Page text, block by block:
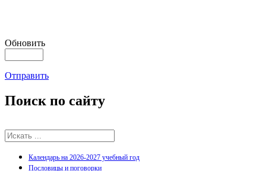
Обновить
Отправить
Поиск по сайту
Календарь на 2026-2027 учебный год
Пословицы и поговорки